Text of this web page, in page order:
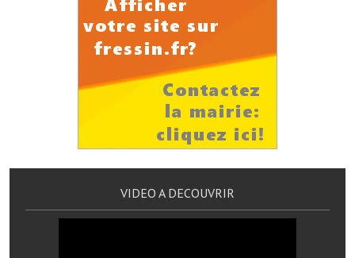
La troupe théâtrale de l'Avenir Fressinois
Les Amis du Patrimoine
L'association du château
Le comité des fêtes
L'association Avotra-France
VIDEO A DECOUVRIR